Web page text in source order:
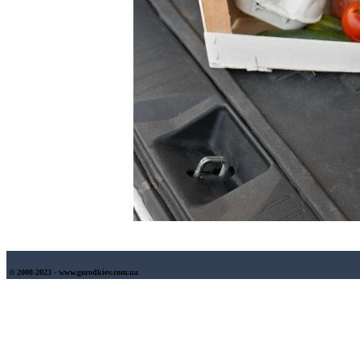
© 2008-2023 - www.gorodkiev.com.ua